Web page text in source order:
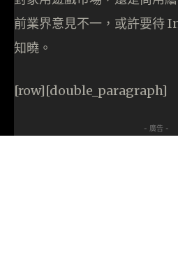
前業界意見不一，或許要待
知曉。
[row][double_paragraph]
- 廣告 -